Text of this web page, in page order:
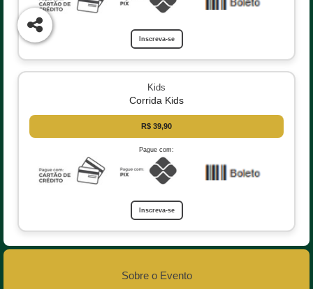
Inscreva-se
Kids
Corrida Kids
R$ 39,90
Pague com:
Inscreva-se
Sobre o Evento